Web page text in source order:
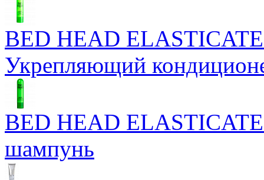
BED HEAD
Укрепляющий
BED HEAD
шампунь